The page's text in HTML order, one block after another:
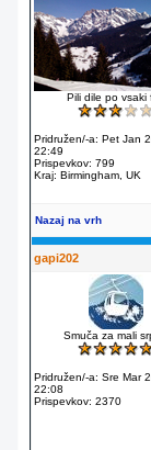
Pili dile po vsaki
Pridružen/-a: Pet Jan
22:49
Prispevkov: 799
Kraj: Birmingham, UK
Nazaj na vrh
gapi202
Smuča za mali
Pridružen/-a: Sre Mar
22:08
Prispevkov: 2370